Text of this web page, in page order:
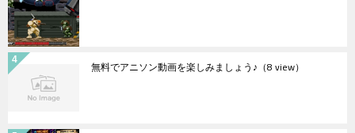
無料でアニソン動画を楽しみましょう♪ （8 view）